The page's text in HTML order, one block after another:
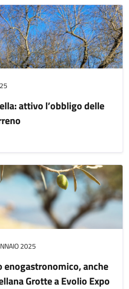
attivo l’obbligo delle
2025
enogastronomico, anche
Grotte a Evolio Expo